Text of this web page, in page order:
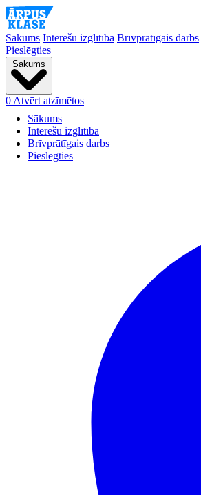
Sākums Interešu izglītība Brīvprātīgais darbs
Pieslēgties
Sākums
Sākums
Interešu izglītība
Brīvprātīgais darbs
Pieslēgties
0 Atvērt atzīmētos